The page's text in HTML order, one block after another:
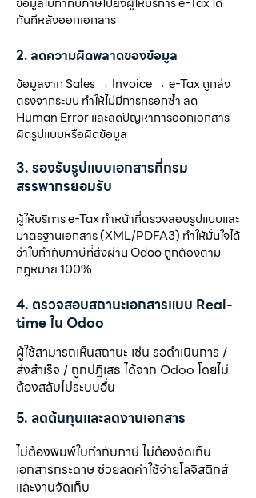
ทันทีหลังออกเอกสาร
2. ลดความผิดพลาดของข้อมูล
ข้อมูลจาก Sales → Invoice → e-Tax ถูกส่ง
ตรงจากระบบ ทำให้ไม่มีการกรอกซ้ำ ลด
Human Error และลดปัญหาการออกเอกสาร
ผิดรูปแบบหรือผิดข้อมูล
3. รองรับรูปแบบเอกสารที่กรม
สรรพากรยอมรับ
ผู้ให้บริการ e-Tax ทำหน้าที่ตรวจสอบรูปแบบและ
มาตรฐานเอกสาร (XML/PDFA3) ทำให้มั่นใจได้
ว่าใบกำกับภาษีที่ส่งผ่าน Odoo ถูกต้องตาม
กฎหมาย 100%
4. ตรวจสอบสถานะเอกสารแบบ Real-
time ใน Odoo
ผู้ใช้สามารถเห็นสถานะ เช่น รอดำเนินการ /
ส่งสำเร็จ / ถูกปฏิเสธ ได้จาก Odoo โดยไม่
ต้องสลับไประบบอื่น
5. ลดต้นทุนและลดงานเอกสาร
ไม่ต้องพิมพ์ใบกำกับภาษี ไม่ต้องจัดเก็บ
เอกสารกระดาษ ช่วยลดค่าใช้จ่ายโลจิสติกส์
และงานจัดเก็บ